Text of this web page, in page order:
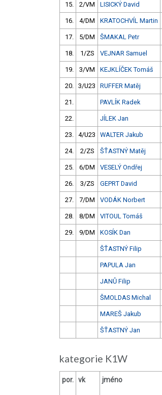
15. 2/VM LISICKÝ David
16. 4/DM KRATOCHVÍL Martin
17. 5/DM ŠMAKAL Petr
18. 1/ZS VEJNAR Samuel
19. 3/VM KEJKLÍČEK Tomáš
20. 3/U23 RUFFER Matěj
21. PAVLÍK Radek
22. JÍLEK Jan
23. 4/U23 WALTER Jakub
24. 2/ZS ŠŤASTNÝ Matěj
25. 6/DM VESELÝ Ondřej
26. 3/ZS GEPRT David
27. 7/DM VODÁK Norbert
28. 8/DM VITOUL Tomáš
29. 9/DM KOSÍK Dan
ŠŤASTNÝ Filip
PAPULA Jan
JANŮ Filip
ŠMOLDAS Michal
MAREŠ Jakub
ŠŤASTNÝ Jan
kategorie K1W
por. vk jméno